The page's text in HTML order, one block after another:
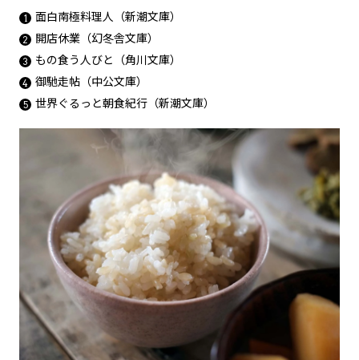
面白南極料理人（新潮文庫）
開店休業（幻冬舎文庫）
もの食う人びと（角川文庫）
御馳走帖（中公文庫）
世界ぐるっと朝食紀行（新潮文庫）